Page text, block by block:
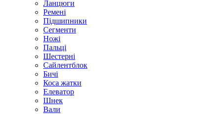
Ланцюги
Ремені
Підшипники
Сегменти
Ножі
Пальці
Шестерні
Сайлентблок
Бичі
Коса жатки
Елеватор
Шнек
Вали